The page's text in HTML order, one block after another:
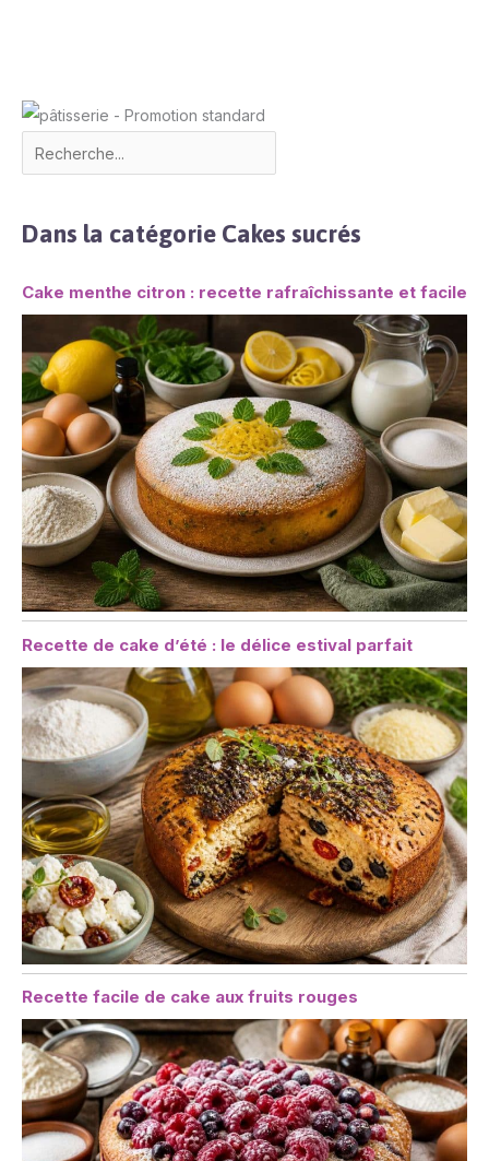
Dans la catégorie Cakes sucrés
Cake menthe citron : recette rafraîchissante et facile
Recette de cake d’été : le délice estival parfait
Recette facile de cake aux fruits rouges